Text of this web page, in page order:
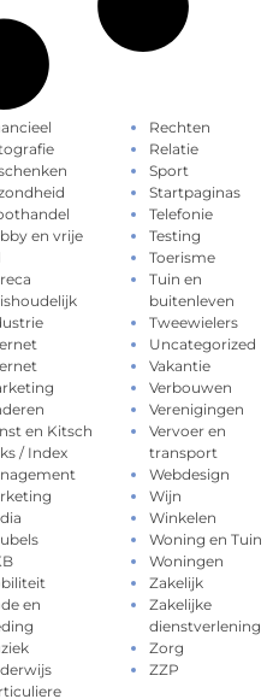
en vrije
en Kitsch
/ Index
en
Rechten
Relatie
Sport
Startpaginas
Telefonie
Testing
Toerisme
Tuin en
buitenleven
Tweewielers
Uncategorized
Vakantie
Verbouwen
Verenigingen
Vervoer en
transport
Webdesign
Wijn
Winkelen
Woning en Tuin
Woningen
Zakelijk
Zakelijke
dienstverlening
Zorg
ZZP